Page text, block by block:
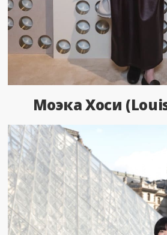
Моэка Хоси